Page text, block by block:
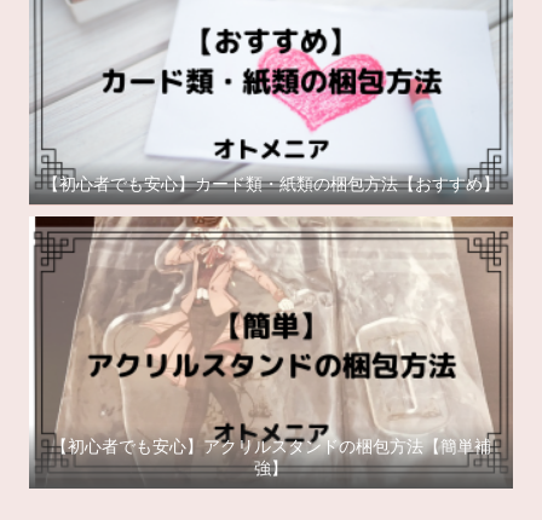
【初心者でも安心】カード類・紙類の梱包方法【おすすめ】
【初心者でも安心】アクリルスタンドの梱包方法【簡単補
強】